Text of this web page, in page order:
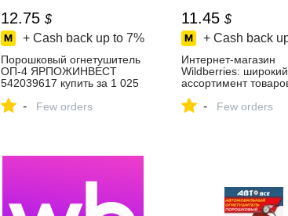
12.75 $
+ Cash back up to 7%
Порошковый огнетушитель
ОП-4 ЯРПОЖИНВЕСТ
542039617 купить за 1 025
Wildberries
- Few orders
11.45 $
+ Cash back
Интернет‑магазин
Wildberries: широкий
ассортимент
- Few orders